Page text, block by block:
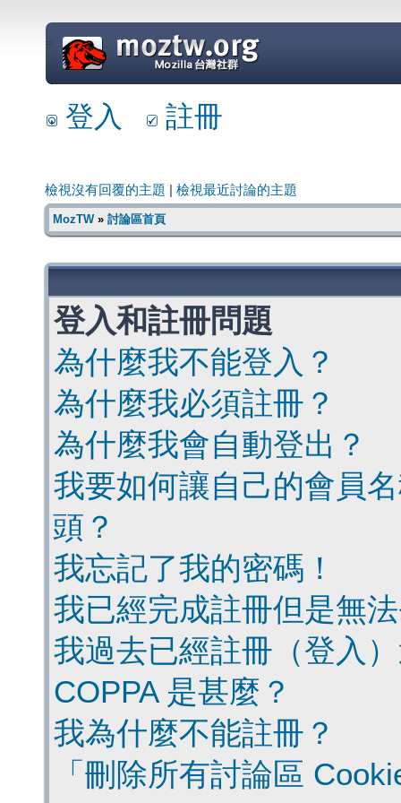
=
登入 註冊
檢視沒有回覆的主題 檢視最近討論的主題
MozTW» 討論區首頁
登入和註冊問題
為什麼我不能登入？
為什麼我必須註冊？
為什麼我會自動登出？
我要如何讓自己的會員
頭？
我忘記了我的密碼！
我已經完成註冊但是無
我過去已經註冊（登入
COPPA 是甚麼？
我為什麼不能註冊？
「刪除所有討論區